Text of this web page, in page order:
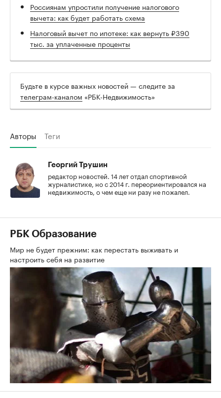
Россиянам упростили получение налогового
вычета: как будет работать схема
Налоговый вычет по ипотеке: как вернуть ₽390
тыс. за уплаченные проценты
Будьте в курсе важных новостей — следите за
телеграм-каналом «РБК-Недвижимость»
Авторы Теги
Георгий Трушин
редактор новостей. 14 лет отдал спортивной
журналистике, но с 2014 г. переориентировался на
недвижимость, о чем еще ни разу не пожалел.
РБК Образование
Мир не будет прежним: как перестать выживать и
настроить себя на развитие